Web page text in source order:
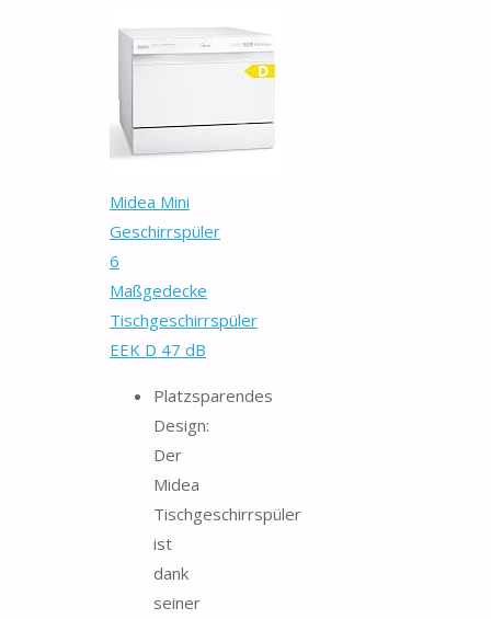
Midea Mini
Geschirrspüler
6
Maßgedecke
Tischgeschirrspüler
EEK D 47 dB
Platzsparendes
Design:
Der
Midea
Tischgeschirrspüler
ist
dank
seiner